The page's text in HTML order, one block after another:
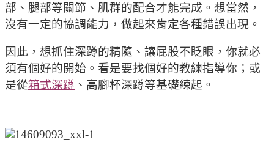
部、腿部等關節、肌群的配合才能完成。想當然，
沒有一定的協調能力，做起來肯定各種錯誤出現。
因此，想抓住深蹲的精隨、讓屁股不眨眼，你就必
須有個好的開始。看是要找個好的教練指導你；或
是從箱式深蹲 、高腳杯深蹲等基礎練起。